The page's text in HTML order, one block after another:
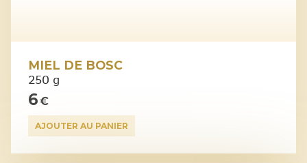
MIEL DE BOSC
250 g
6€
AJOUTER AU PANIER